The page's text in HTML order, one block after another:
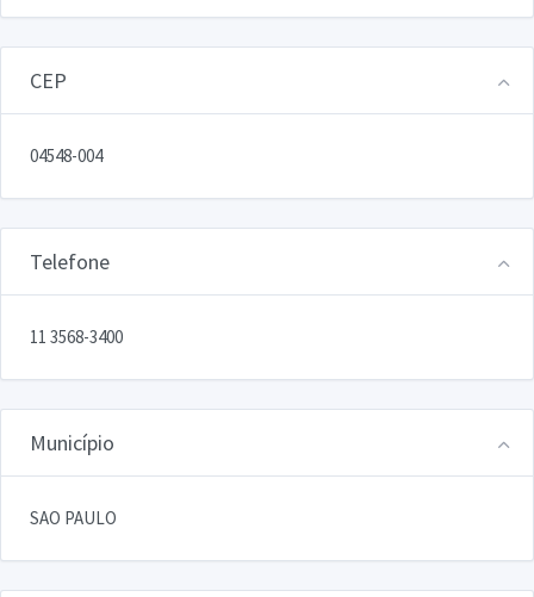
CEP
04548-004
Telefone
11 3568-3400
Município
SAO PAULO